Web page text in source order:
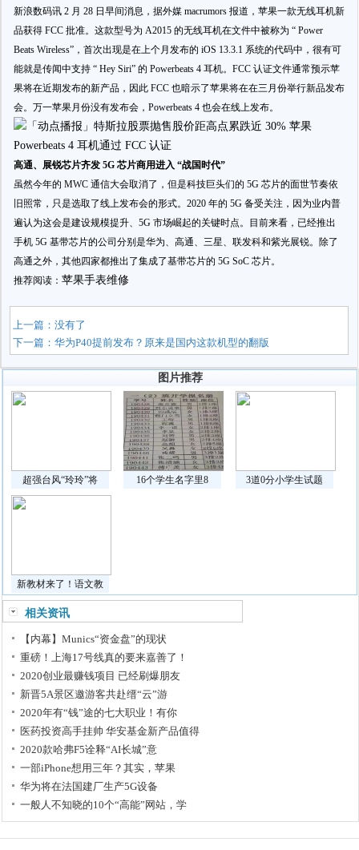
新浪数码讯 2 月 28 日早间消息，据外媒 macrumors 报道，苹果一款无线耳机新
品获得 FCC 批准。这款型号为 A2015 的无线耳机在文件中被称为 “ Power
Beats Wireless”，首次出现是在上个月发布的 iOS 13.3.1 系统的代码中，很有可
能就是传闻中支持 “ Hey Siri” 的 Powerbeats 4 耳机。FCC 认证文件通常预示苹
果将在近期发布的新产品，因此 FCC 也暗示了苹果将在在三月份举行新品发布
会。万一苹果月份没有发布会，Powerbeats 4 也会在线上发布。
高通、展锐芯片齐发 5G 芯片商用进入 “战国时代”
虽然今年的 MWC 通信大会取消了，但是科技巨头们的 5G 芯片的面世节奏依
旧照常，只是选取了线上发布会的形式。2020 年的 5G 备受关注，因为业内普
遍认为这会是建设规模提升、5G 市场崛起的关键时点。目前来看，已经推出
手机 5G 基带芯片的公司分别是华为、高通、三星、联发科和紫光展锐。除了
高通之外，其他四家都推出了集成了基带芯片的 5G SoC 芯片。
推荐阅读： 苹果手表维修
上一篇：没有了
下一篇：华为P40提前发布？原来是国内这款机型的翻版
图片推荐
超强台风“玲玲”将 16个学生名字里8 3道0分小学生试题
新教材来了！语文教
相关资讯
【内幕】Munics“资金盘”的现状
重磅！上海17号线真的要来嘉善了！
2020创业最赚钱项目 已经刷爆朋友
新晋5A景区邀游客共赴缙“云”游
2020年有“钱”途的七大职业！有你
医药投资高手挂帅 华安基金新产品值得
2020款哈弗F5诠释“AI长城”意
一部iPhone想用三年？其实，苹果
华为将在法国建厂生产5G设备
一般人不知晓的10个“高能”网站，学